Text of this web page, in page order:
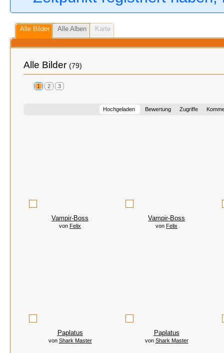
Alle Bilder Alle Alben Karte
Alle Bilder (79)
1 2 3
Hochgeladen Bewertung Zugriffe
Vampir-Boss
von Felix
Vampir-Boss
von Felix
Paplatus
von Shark Master
Paplatus
von Shark Master